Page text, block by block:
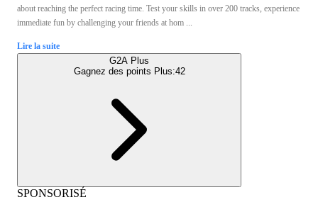
about reaching the perfect racing time. Test your skills in over 200 tracks, experience
immediate fun by challenging your friends at hom ...
Lire la suite
G2A Plus
Gagnez des points Plus:42
SPONSORISÉ